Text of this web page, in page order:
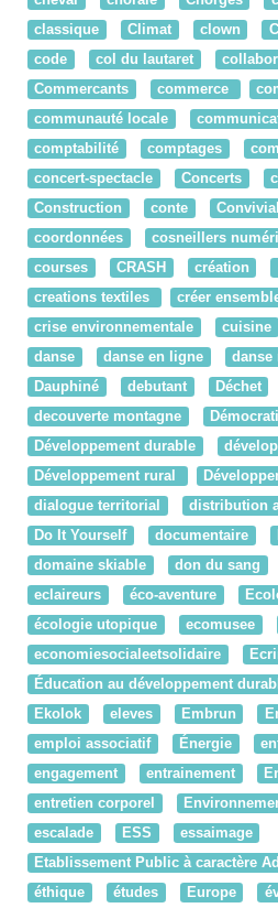
classique
Climat clown
code
col du lautaret
Commercants
commerce
communauté locale
comptabilité
comptages
concert-spectacle
Concerts
Construction
conte
coordonnées
cosneillers
courses
CRASH création
creations textiles
créer
crise environnementale
cuisine
danse
danse en ligne danse
Dauphiné
debutant Déchet
decouverte montagne
Développement durable
Développement rural
dialogue territorial
distribution
Do It Yourself
documentaire
domaine skiable
don du sang
eclaireurs
éco-aventure
écologie utopique
ecomusee
economiesocialeetsolidaire
Éducation au développement
Ekolok
eleves Embrun
emploi associatif
Énergie
engagement
entrainement
entretien corporel
escalade
ESS
essaimage
Etablissement Public à caractère
éthique
études Europe